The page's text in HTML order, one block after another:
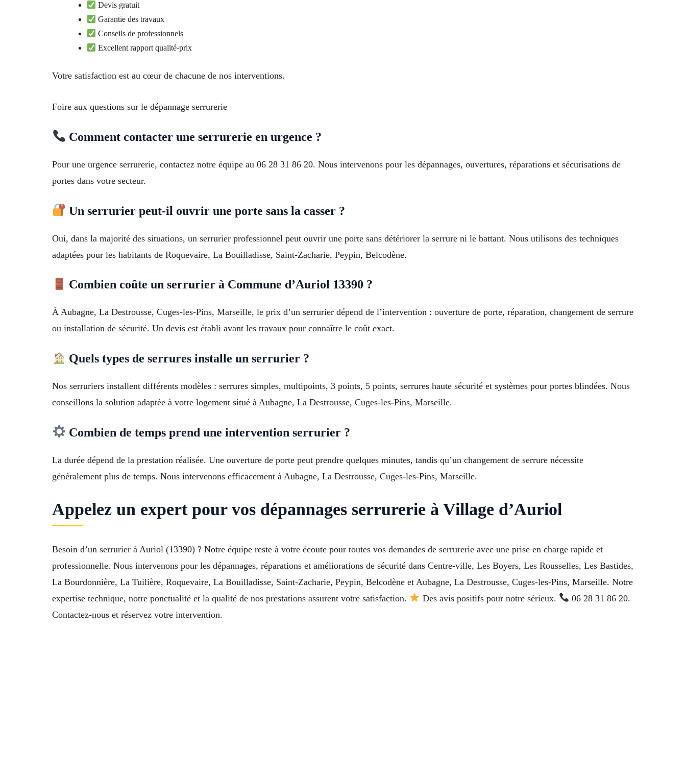
Devis gratuit
Garantie des travaux
Conseils de professionnels
Excellent rapport qualité-prix
Votre satisfaction est au cœur de chacune de nos interventions.
Foire aux questions sur le dépannage serrurerie
Comment contacter une serrurerie en urgence ?
Pour une urgence serrurerie, contactez notre équipe au 06 28 31 86 20. Nous intervenons pour les dépannages, ouvertures, réparations et sécurisations de
portes dans votre secteur.
Un serrurier peut-il ouvrir une porte sans la casser ?
Oui, dans la majorité des situations, un serrurier professionnel peut ouvrir une porte sans détériorer la serrure ni le battant. Nous utilisons des techniques
adaptées pour les habitants de Roquevaire, La Bouilladisse, Saint-Zacharie, Peypin, Belcodène.
Combien coûte un serrurier à Commune d’Auriol 13390 ?
À Aubagne, La Destrousse, Cuges-les-Pins, Marseille, le prix d’un serrurier dépend de l’intervention : ouverture de porte, réparation, changement de serrure
ou installation de sécurité. Un devis est établi avant les travaux pour connaître le coût exact.
Quels types de serrures installe un serrurier ?
Nos serruriers installent différents modèles : serrures simples, multipoints, 3 points, 5 points, serrures haute sécurité et systèmes pour portes blindées. Nous
conseillons la solution adaptée à votre logement situé à Aubagne, La Destrousse, Cuges-les-Pins, Marseille.
Combien de temps prend une intervention serrurier ?
La durée dépend de la prestation réalisée. Une ouverture de porte peut prendre quelques minutes, tandis qu’un changement de serrure nécessite
généralement plus de temps. Nous intervenons efficacement à Aubagne, La Destrousse, Cuges-les-Pins, Marseille.
Appelez un expert pour vos dépannages serrurerie à Village d’Auriol
Besoin d’un serrurier à Auriol (13390) ? Notre équipe reste à votre écoute pour toutes vos demandes de serrurerie avec une prise en charge rapide et
professionnelle. Nous intervenons pour les dépannages, réparations et améliorations de sécurité dans Centre-ville, Les Boyers, Les Rousselles, Les Bastides,
La Bourdonnière, La Tuilière, Roquevaire, La Bouilladisse, Saint-Zacharie, Peypin, Belcodène et Aubagne, La Destrousse, Cuges-les-Pins, Marseille. Notre
expertise technique, notre ponctualité et la qualité de nos prestations assurent votre satisfaction.
Des avis positifs pour notre sérieux.
06 28 31 86 20.
Contactez-nous et réservez votre intervention.